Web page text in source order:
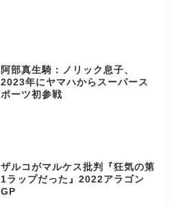
阿部真生騎：ノリック息子、
2023年にヤマハからスーパース
ポーツ初参戦
ザルコがマルケス批判『狂気の第
1ラップだった』2022アラゴン
GP